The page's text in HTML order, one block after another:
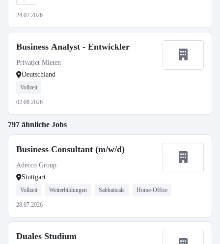
24.07.2026
Business Analyst - Entwickler
Privatjet Mieten
Deutschland
Vollzeit
02.08.2026
797 ähnliche Jobs
Business Consultant (m/w/d)
Adecco Group
Stuttgart
Vollzeit Weiterbildungen Sabbaticals Home-Office
28.07.2026
Duales Studium